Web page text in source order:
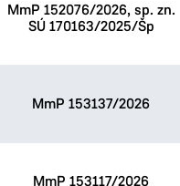
MmP 152076/2026, sp. zn.
SÚ 170163/2025/Šp
MmP 153137/2026
MmP 153117/2026